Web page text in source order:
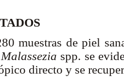
muestras de piel
Malassezia spp. se
directo y se